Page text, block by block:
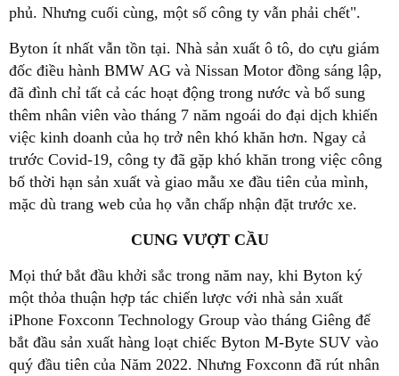
phủ. Nhưng cuối cùng, một số công ty vẫn phải chết".
Byton ít nhất vẫn tồn tại. Nhà sản xuất ô tô, do cựu giám
đốc điều hành BMW AG và Nissan Motor đồng sáng lập,
đã đình chỉ tất cả các hoạt động trong nước và bổ sung
thêm nhân viên vào tháng 7 năm ngoái do đại dịch khiến
việc kinh doanh của họ trở nên khó khăn hơn. Ngay cả
trước Covid-19, công ty đã gặp khó khăn trong việc công
bố thời hạn sản xuất và giao mẫu xe đầu tiên của mình,
mặc dù trang web của họ vẫn chấp nhận đặt trước xe.
CUNG VƯỢT CẦU
Mọi thứ bắt đầu khởi sắc trong năm nay, khi Byton ký
một thỏa thuận hợp tác chiến lược với nhà sản xuất
iPhone Foxconn Technology Group vào tháng Giêng để
bắt đầu sản xuất hàng loạt chiếc Byton M-Byte SUV vào
quý đầu tiên của Năm 2022. Nhưng Foxconn đã rút nhân